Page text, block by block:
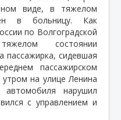
виде, в тяжелом
в больницу. Как
по Волгоградской
состоянии
пассажирка, сидевшая
пассажирском
на улице Ленина
автомобиля нарушил
с управлением и